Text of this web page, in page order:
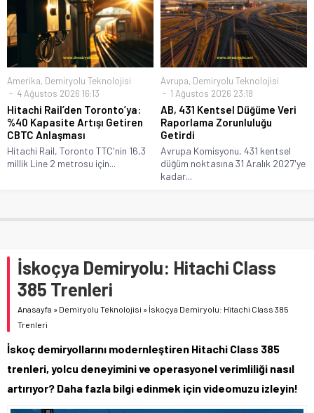
Amerika, Demiryolu Teknolojisi
4 Ağustos 2026 16:13
Hitachi Rail’den Toronto’ya:
%40 Kapasite Artışı Getiren
CBTC Anlaşması
Hitachi Rail, Toronto TTC'nin 16,3
millik Line 2 metrosu için...
Avrupa, Demiryolu Teknolojisi
1 Ağustos 2026 23:18
AB, 431 Kentsel Düğüme Veri
Raporlama Zorunluluğu
Getirdi
Avrupa Komisyonu, 431 kentsel
düğüm noktasına 31 Aralık 2027'ye
kadar...
İskoçya Demiryolu: Hitachi Class
385 Trenleri
Anasayfa » Demiryolu Teknolojisi » İskoçya Demiryolu: Hitachi Class 385
Trenleri
İskoç demiryollarını modernleştiren Hitachi Class 385
trenleri, yolcu deneyimini ve operasyonel verimliliği nasıl
artırıyor? Daha fazla bilgi edinmek için videomuzu izleyin!